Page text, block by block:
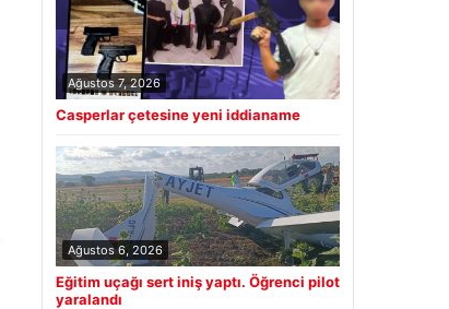
Ağustos 7, 2026
Casperlar çetesine yeni iddianame
Ağustos 6, 2026
Eğitim uçağı sert iniş yaptı. Öğrenci pilot
yaralandı